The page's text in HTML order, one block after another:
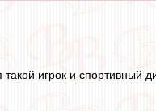
игрок и спортивный